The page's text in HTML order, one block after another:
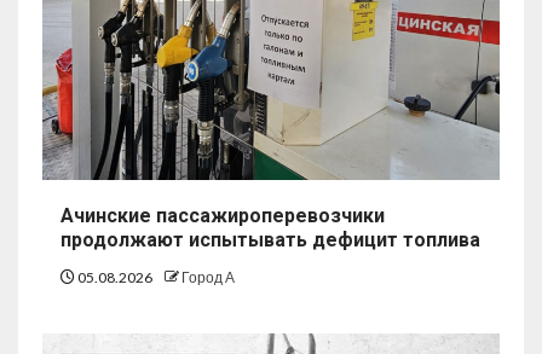
Ачинские пассажироперевозчики
продолжают испытывать дефицит топлива
05.08.2026 Город А